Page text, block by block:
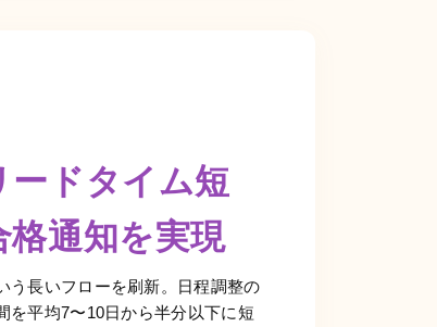
ードタイム短
格通知を実現
長いフローを刷新。日程調整の
を平均7〜10日から半分以下に短